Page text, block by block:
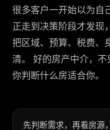
很多客户一开始以为自
正走到决策阶段才发现
把区域、预算、税费、
清。 好的房产中介，
你判断什么房适合你。
先判断需求，再看房源